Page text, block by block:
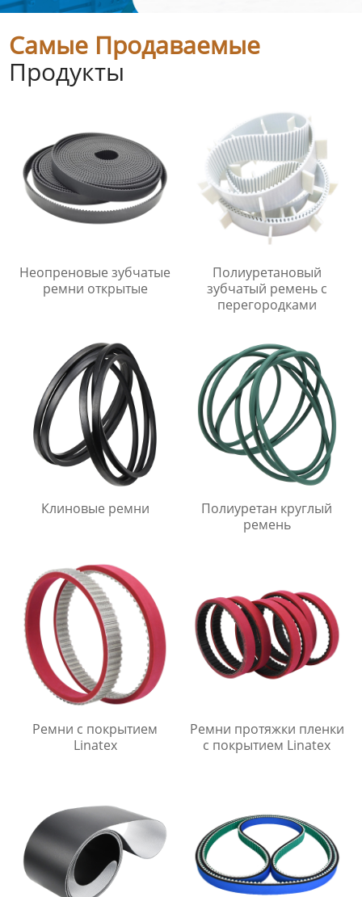
Самые Продаваемые
Продукты
Неопреновые зубчатые
ремни открытые
Полиуретановый
зубчатый ремень с
перегородками
Клиновые ремни
Полиуретан круглый
ремень
Ремни с покрытием
Linatex
Ремни протяжки пленки
с покрытием Linatex